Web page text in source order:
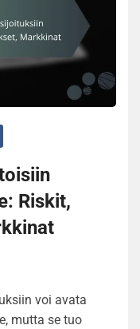
Riskit,
voi avata
mutta se tuo